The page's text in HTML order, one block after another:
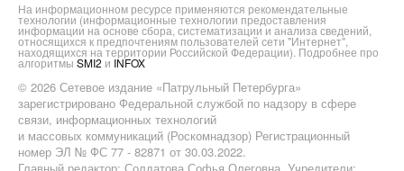
На информационном ресурсе применяются рекомендательные
технологии (информационные технологии предоставления
информации на основе сбора, систематизации и анализа сведений,
относящихся к предпочтениям пользователей сети "Интернет",
находящихся на территории Российской Федерации). Подробнее про
алгоритмы SMI2 и INFOX
© 2026 Сетевое издание «Патрульный Петербурга»
зарегистрировано Федеральной службой по надзору в сфере
связи, информационных технологий
и массовых коммуникаций (Роскомнадзор) Регистрационный
номер ЭЛ № ФС 77 - 82871 от 30.03.2022.